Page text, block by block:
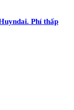
Phí thấp